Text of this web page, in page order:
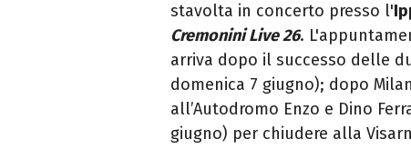
stavolta in concerto presso l'
Cremonini Live 26.
arriva dopo il successo delle
domenica 7 giugno); dopo
all’Autodromo Enzo e Dino
giugno) per chiudere alla